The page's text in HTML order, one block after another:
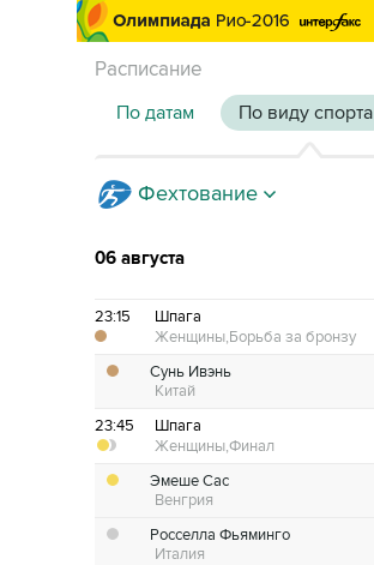
Расписание
По датам
По виду спорта
Фехтование
06 августа
23:15
Шпага
Женщины,Борьба за бронзу
Сунь Ивэнь
Китай
23:45
Шпага
Женщины,Финал
Эмеше Сас
Венгрия
Росселла Фьяминго
Италия